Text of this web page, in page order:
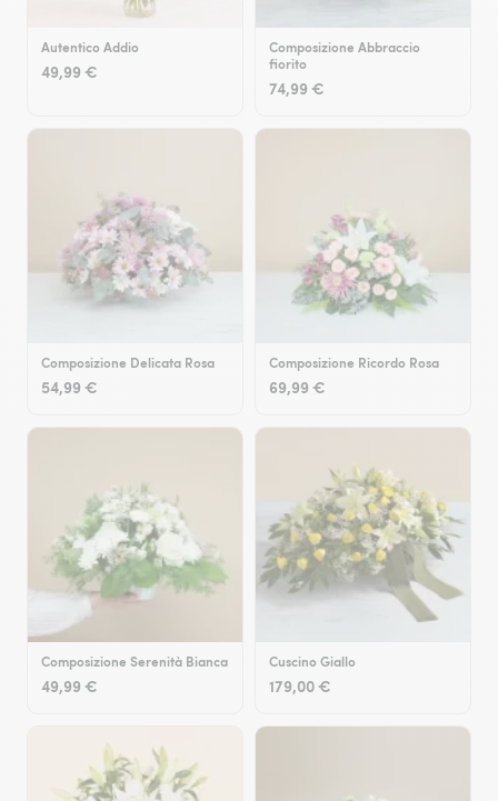
Autentico Addio
49,99 €
Composizione Abbraccio
fiorito
74,99 €
Composizione Delicata Rosa
54,99 €
Composizione Ricordo Rosa
69,99 €
Composizione Serenità Bianca
49,99 €
Cuscino Giallo
179,00 €